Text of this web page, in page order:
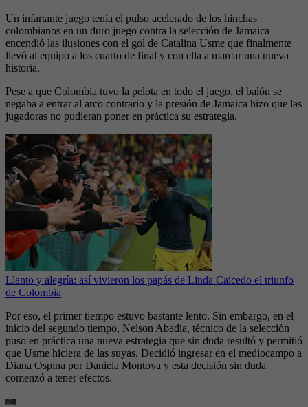
Un infartante juego tenía el pulso acelerado de los hinchas
colombianos en un duro juego contra la selección de Jamaica
encendió las ilusiones con el gol de Catalina Usme que finalmente
llevó al equipo a los cuarto de final y con ella a marcar una nueva
historia.
Pese a que Colombia tuvo la pelota en todo el juego, el balón se
negaba a entrar al arco contrario y la presión de Jamaica hizo que las
jugadoras no pudieran poner en práctica su estrategia.
Llanto y alegría: así vivieron los papás de Linda Caicedo el triunfo
de Colombia
Por eso, el primer tiempo estuvo bastante lento. Sin embargo, en el
inicio del segundo tiempo, Nelson Abadía, técnico de la selección
puso en práctica una nueva estrategia que sin duda resultó y permitió
que Usme hiciera de las suyas. Decidió ingresar en el mediocampo a
Diana Ospina por Daniela Montoya y esta decisión sin duda
comenzó a tener efectos.